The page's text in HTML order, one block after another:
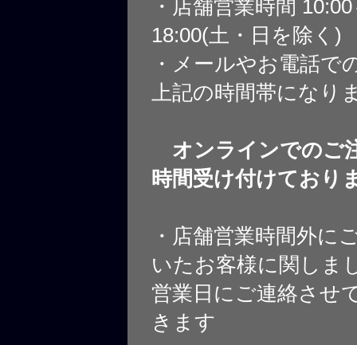
・店舗営業時間
18:00(土・日を除く)
・メールやお電話で
上記の時間帯になり
オンラインでのご
時間受け付けており
・店舗営業時間外に
いたお客様に関しま
営業日にご連絡させ
きます